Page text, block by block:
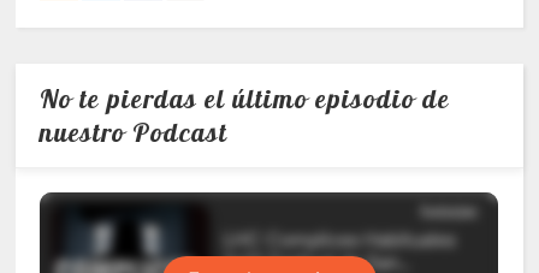
No te pierdas el último episodio de
nuestro Podcast